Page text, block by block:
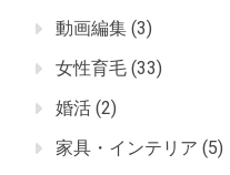
動画編集 (3)
女性育毛 (33)
婚活 (2)
家具・インテリア (5)